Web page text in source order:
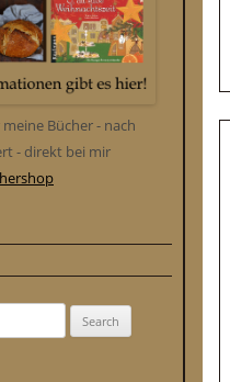
Bücher - nach
- direkt bei mir